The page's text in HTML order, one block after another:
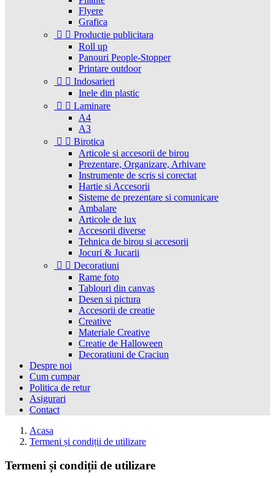
Flyere
Grafica
  Productie publicitara
Roll up
Panouri People-Stopper
Printare outdoor
  Indosarieri
Inele din plastic
  Laminare
A4
A3
  Birotica
Articole si accesorii de birou
Prezentare, Organizare, Arhivare
Instrumente de scris si corectat
Hartie si Accesorii
Sisteme de prezentare si comunicare
Ambalare
Articole de lux
Accesorii diverse
Tehnica de birou si accesorii
Jocuri & Jucarii
  Decoratiuni
Rame foto
Tablouri din canvas
Desen si pictura
Accesorii de creatie
Creative
Materiale Creative
Creatie de Halloween
Decoratiuni de Craciun
Despre noi
Cum cumpar
Politica de retur
Asigurari
Contact
Acasa
Termeni și condiții de utilizare
Termeni și condiții de utilizare